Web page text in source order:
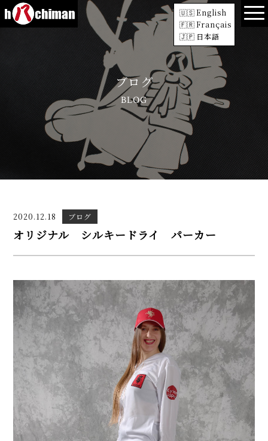
English
Français
日本語
ブログ
BLOG
2020.12.18 ブログ
オリジナル シルキードライ パーカー